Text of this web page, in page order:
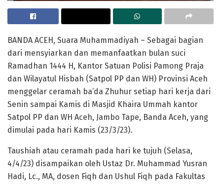
BANDA ACEH, Suara Muhammadiyah – Sebagai bagian
dari mensyiarkan dan memanfaatkan bulan suci
Ramadhan 1444 H, Kantor Satuan Polisi Pamong Praja
dan Wilayatul Hisbah (Satpol PP dan WH) Provinsi Aceh
menggelar ceramah ba’da Zhuhur setiap hari kerja dari
Senin sampai Kamis di Masjid Khaira Ummah kantor
Satpol PP dan WH Aceh, Jambo Tape, Banda Aceh, yang
dimulai pada hari Kamis (23/3/23).
Taushiah atau ceramah pada hari ke tujuh (Selasa,
4/4/23) disampaikan oleh Ustaz Dr. Muhammad Yusran
Hadi, Lc., MA, dosen Fiqh dan Ushul Fiqh pada Fakultas